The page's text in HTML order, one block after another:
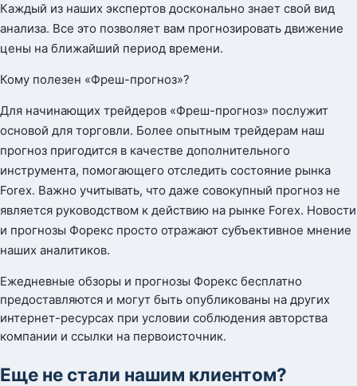
Каждый из наших экспертов досконально знает свой вид
анализа. Все это позволяет вам прогнозировать движение
цены на ближайший период времени.
Кому полезен «Фреш-прогноз»?
Для начинающих трейдеров «Фреш-прогноз» послужит
основой для торговли. Более опытным трейдерам наш
прогноз пригодится в качестве дополнительного
инструмента, помогающего отследить состояние рынка
Forex. Важно учитывать, что даже совокупный прогноз не
является руководством к действию на рынке Forex. Новости
и прогнозы Форекс просто отражают субъективное мнение
наших аналитиков.
Ежедневные обзоры и прогнозы Форекс бесплатно
предоставляются и могут быть опубликованы на других
интернет-ресурсах при условии соблюдения авторства
компании и ссылки на первоисточник.
Еще не стали нашим клиентом?